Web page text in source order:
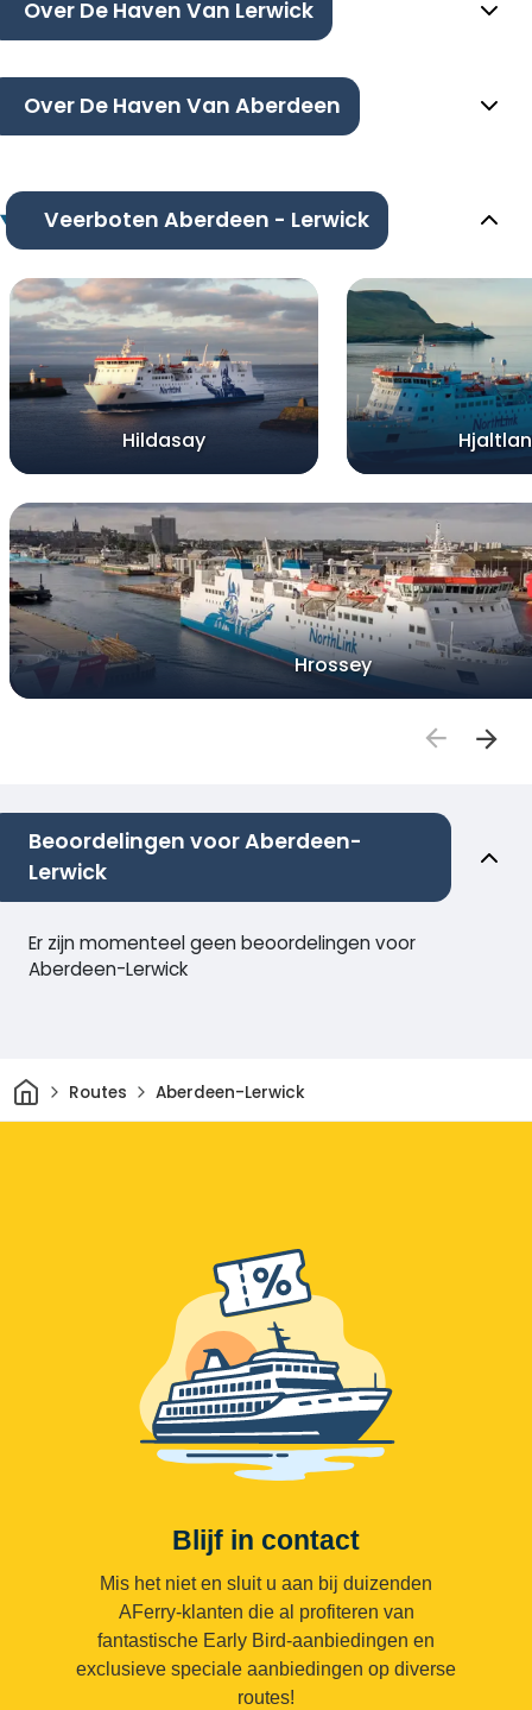
Over De Haven Van Lerwick
Over De Haven Van Aberdeen
Veerboten Aberdeen - Lerwick
Hildasay
Hrossey
Beoordelingen voor Aberdeen-
Lerwick
Er zijn momenteel geen beoordelingen voor
Aberdeen-Lerwick
ThuisRoutes Aberdeen-Lerwick
Blijf in contact
Mis het niet en sluit u aan bij duizenden
AFerry-klanten die al profiteren van
fantastische Early Bird-aanbiedingen en
exclusieve speciale aanbiedingen op diverse
routes!